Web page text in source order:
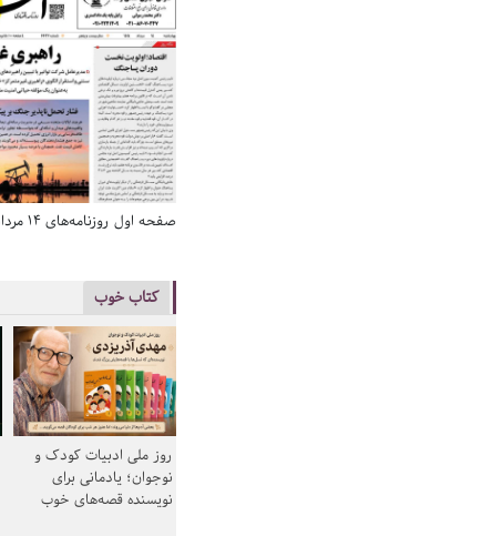
صفحه اول روزنامه‌های 14 مرداد 1405
کتاب خوب
روز ملی ادبیات کودک و
نوجوان؛ یادمانی برای
نویسنده قصه‌های خوب